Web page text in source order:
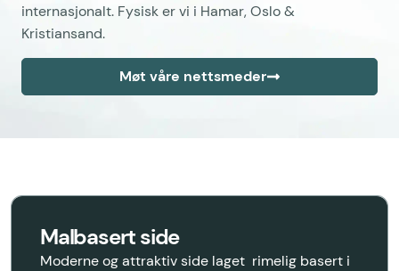
internasjonalt. Fysisk er vi i Hamar, Oslo &
Kristiansand.
Møt våre nettsmeder
Malbasert side
Moderne og attraktiv side laget rimelig basert i